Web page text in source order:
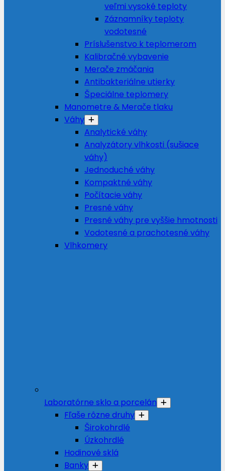
veľmi vysoké teploty
Záznamníky teploty
vodotesné
Príslušenstvo k teplomerom
Kalibračné vybavenie
Merače zmáčania
Antibakteriálne utierky
Špeciálne teplomery
Manometre & Merače tlaku
Váhy
Analytické váhy
Analyzátory vlhkosti (sušiace
váhy)
Jednoduché váhy
Kompaktné váhy
Počítacie váhy
Presné váhy
Presné váhy pre vyššie hmotnosti
Vodotesné a prachotesné váhy
Vlhkomery
Laboratórne sklo a porcelán
Fľaše rôzne druhy
Širokohrdlé
Úzkohrdlé
Hodinové sklá
Banky